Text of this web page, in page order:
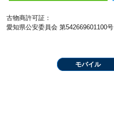
古物商許可証：
愛知県公安委員会 第542669601100号
モバイル